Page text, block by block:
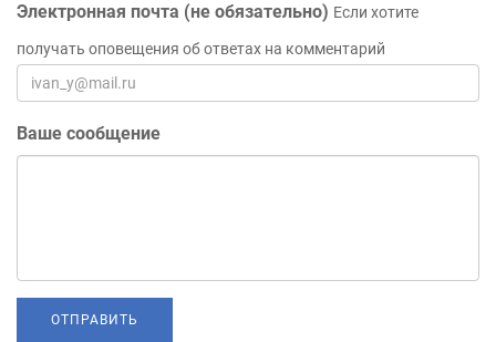
Электронная почта (не обязательно) Если хотите
получать оповещения об ответах на комментарий
Ваше сообщение